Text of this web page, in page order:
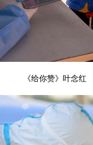
《给你赞》叶念红